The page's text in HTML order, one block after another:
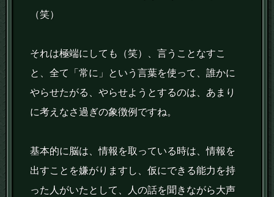
（笑）
それは極端にしても（笑）、言うことなすこ
と、全て「常に」という言葉を使って、誰かに
やらせたがる、やらせようとするのは、あまり
に考えなさ過ぎの象徴例ですね。
基本的に脳は、情報を取っている時は、情報を
出すことを嫌がりますし、仮にできる能力を持
った人がいたとして、人の話を聞きながら大声